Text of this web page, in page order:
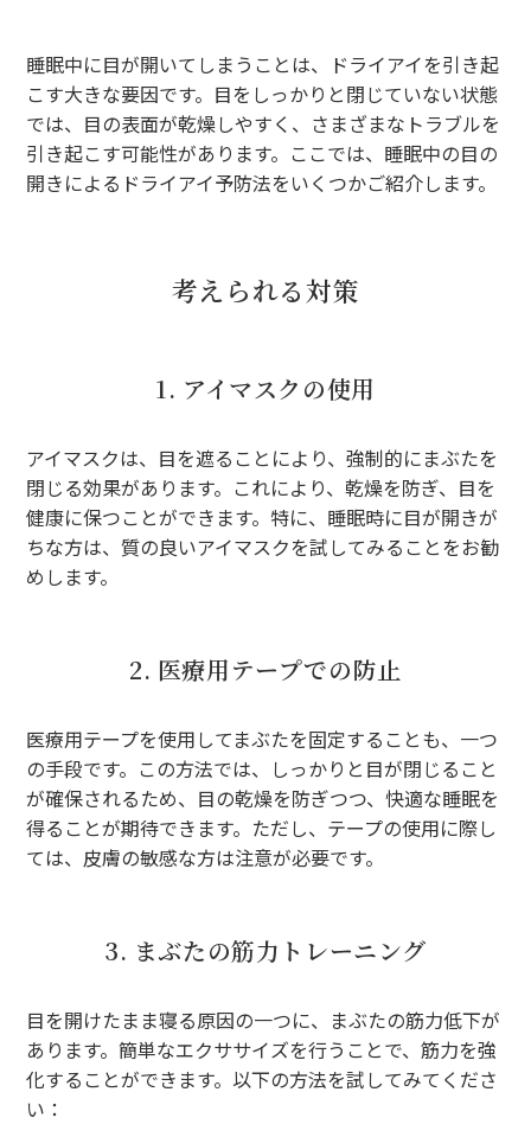
睡眠中に目が開いてしまうことは、ドライアイを引き起
こす大きな要因です。目をしっかりと閉じていない状態
では、目の表面が乾燥しやすく、さまざまなトラブルを
引き起こす可能性があります。ここでは、睡眠中の目の
開きによるドライアイ予防法をいくつかご紹介します。
考えられる対策
1. アイマスクの使用
アイマスクは、目を遮ることにより、強制的にまぶたを
閉じる効果があります。これにより、乾燥を防ぎ、目を
健康に保つことができます。特に、睡眠時に目が開きが
ちな方は、質の良いアイマスクを試してみることをお勧
めします。
2. 医療用テープでの防止
医療用テープを使用してまぶたを固定することも、一つ
の手段です。この方法では、しっかりと目が閉じること
が確保されるため、目の乾燥を防ぎつつ、快適な睡眠を
得ることが期待できます。ただし、テープの使用に際し
ては、皮膚の敏感な方は注意が必要です。
3. まぶたの筋力トレーニング
目を開けたまま寝る原因の一つに、まぶたの筋力低下が
あります。簡単なエクササイズを行うことで、筋力を強
化することができます。以下の方法を試してみてくださ
い：